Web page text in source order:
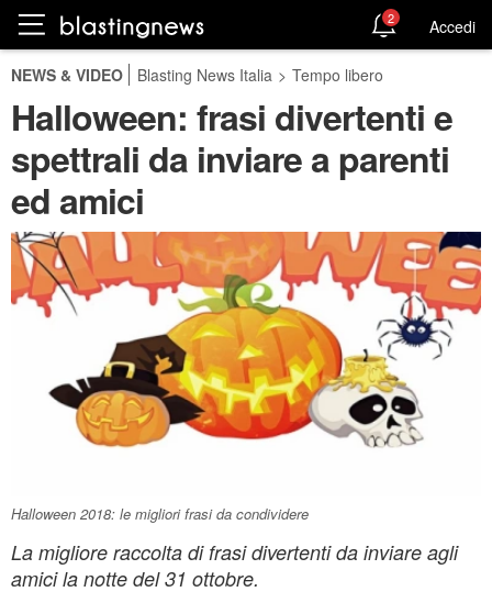
2 Accedi
NEWS & VIDEO Blasting News Italia > Tempo libero
Halloween: frasi divertenti e
spettrali da inviare a parenti
ed amici
Halloween 2018: le migliori frasi da condividere
La migliore raccolta di frasi divertenti da inviare agli
amici la notte del 31 ottobre.